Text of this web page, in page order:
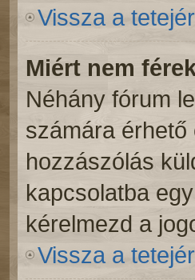
Vissza a
Miért nem
Néhány fórum
számára érhető
hozzászólás
kapcsolatba
kérelmezd a
Vissza a